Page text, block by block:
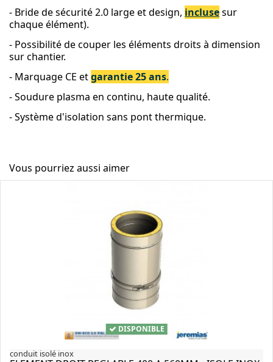
- Bride de sécurité 2.0 large et design, inclusesur
chaque élément).
- Possibilité de couper les éléments droits à dimension
sur chantier.
- Marquage CE etgarantie 25 ans.
- Soudure plasma en continu, haute qualité.
- Système d'isolation sans pont thermique.
Vous pourriez aussi aimer
DISPONIBLE
conduit isolé inox